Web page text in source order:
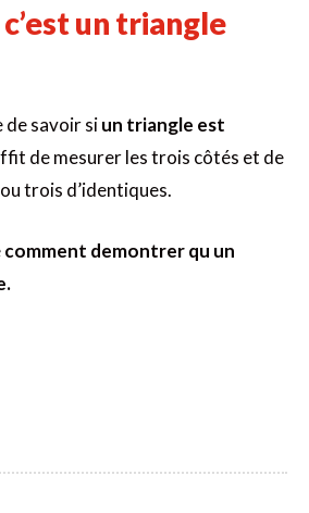
un triangle
de savoir siun triangle est
de mesurer les trois côtés et de
trois d’identiques.
comment demontrer qu un